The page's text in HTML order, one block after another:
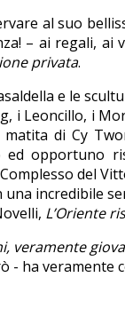
al suo
– ai regali,
privata.
e le
i Leoncillo, i
di Cy
opportuno
del
incredibile
L’Oriente
veramente
- ha